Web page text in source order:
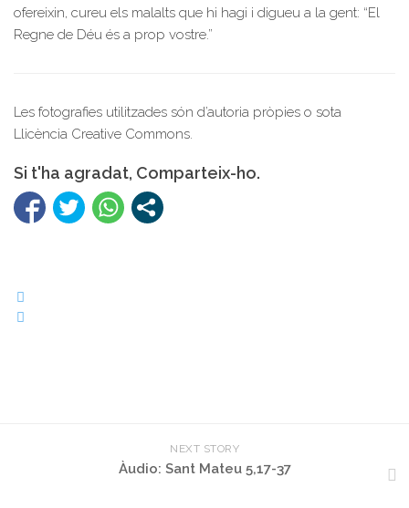
ofereixin, cureu els malalts que hi hagi i digueu a la gent: “El
Regne de Déu és a prop vostre.”
Les fotografies utilitzades són d’autoria pròpies o sota
Llicència Creative Commons.
Si t'ha agradat, Comparteix-ho.
NEXT STORY
Àudio: Sant Mateu 5,17-37